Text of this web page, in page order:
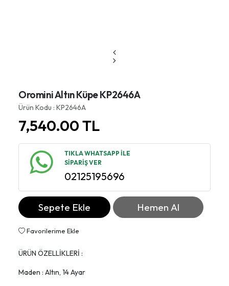
Oromini Altın Küpe KP2646A
Ürün Kodu : KP2646A
7,540.00TL
TIKLA WHATSAPP İLE
SİPARİŞ VER
02125195696
Sepete Ekle Hemen Al
Favorilerime Ekle
ÜRÜN ÖZELLİKLERİ :
Maden : Altın, 14 Ayar